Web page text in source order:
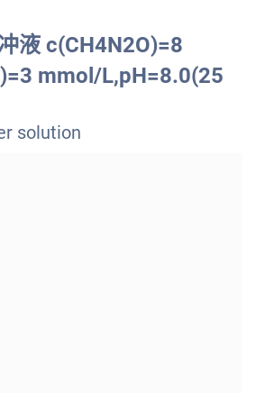
液 c(CH4N2O)=8
mmol/L,pH=8.0(25
solution